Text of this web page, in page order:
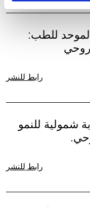
الموحد للطب:
رابط للنشر
شمولية للنمو
رابط للنشر